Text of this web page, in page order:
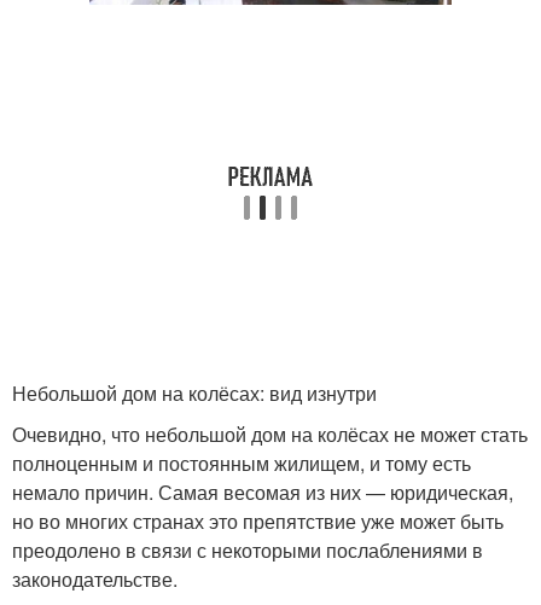
Небольшой дом на колёсах: вид изнутри
Очевидно, что небольшой дом на колёсах не может стать
полноценным и постоянным жилищем, и тому есть
немало причин. Самая весомая из них — юридическая,
но во многих странах это препятствие уже может быть
преодолено в связи с некоторыми послаблениями в
законодательстве.